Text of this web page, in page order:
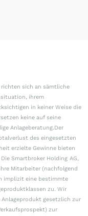
sich an sämtliche
ihrem
in keiner Weise die
keine auf seine
Anlageberatung.Der
des eingesetzten
erzielte Gewinne bieten
Smartbroker Holding AG,
Mitarbeiter (nachfolgend
implizit eine bestimmte
zu. Wir
gesetzlich zur
zur